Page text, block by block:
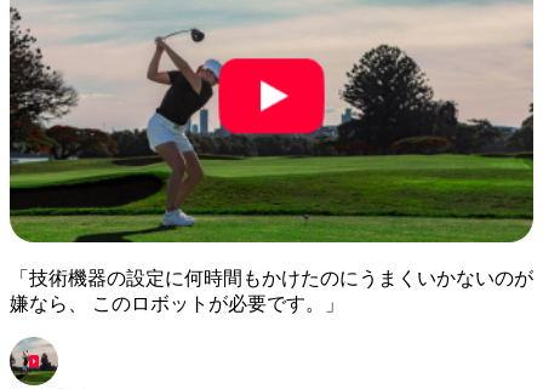
「技術機器の設定に何時間もかけたのにうまくいかないのが
嫌なら、 このロボットが必要です。」